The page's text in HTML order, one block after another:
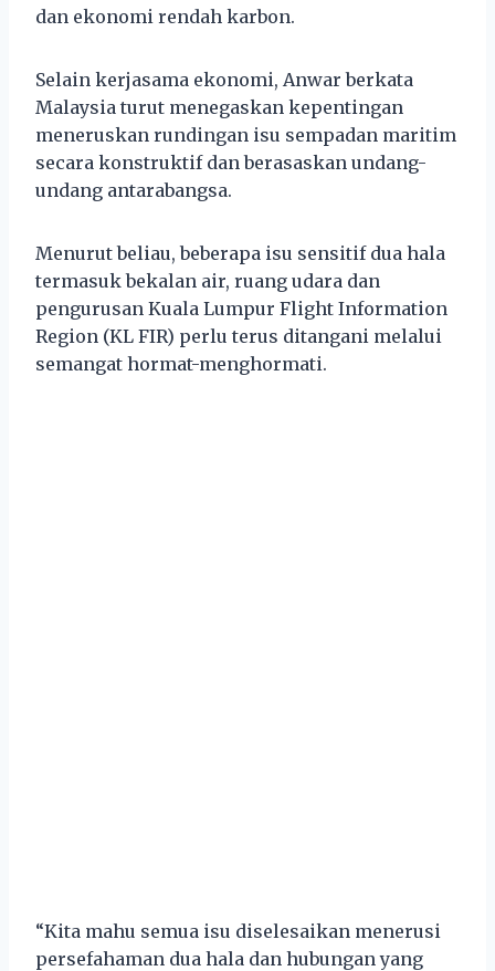
dan ekonomi rendah karbon.
Selain kerjasama ekonomi, Anwar berkata
Malaysia turut menegaskan kepentingan
meneruskan rundingan isu sempadan maritim
secara konstruktif dan berasaskan undang-
undang antarabangsa.
Menurut beliau, beberapa isu sensitif dua hala
termasuk bekalan air, ruang udara dan
pengurusan Kuala Lumpur Flight Information
Region (KL FIR) perlu terus ditangani melalui
semangat hormat-menghormati.
“Kita mahu semua isu diselesaikan menerusi
persefahaman dua hala dan hubungan yang